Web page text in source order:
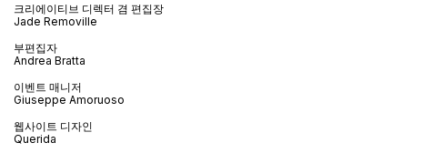
크리에이티브 디렉터 겸 편집장
Jade Removille
부편집자
Andrea Bratta
이벤트 매니저
Giuseppe Amoruoso
웹사이트 디자인
Querida